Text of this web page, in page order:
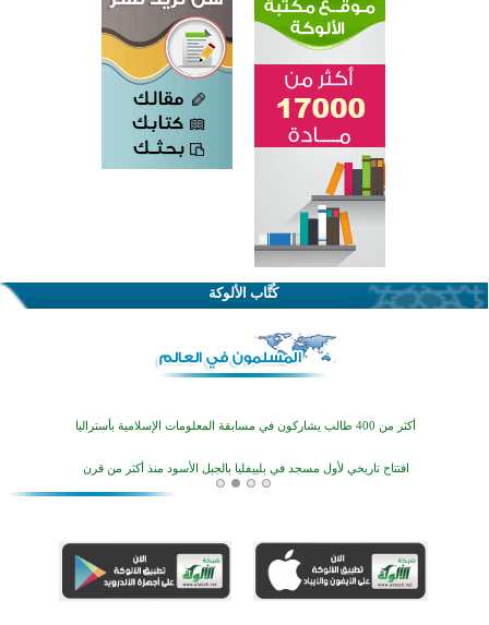
كُتَّاب الألوكة
اختتام الدورة التاسعة لمسابقة حفظ وتلاوة القرآن الكريم في أزناكاييف
أكبر مشروع إسلامي في ريف أستراليا يفتتح أبوابه بعد سنوات من العمل والعطاء
اختتام الدورة التاسعة لمسابقة حفظ وتلاوة القرآن الكريم في أزناكاييف